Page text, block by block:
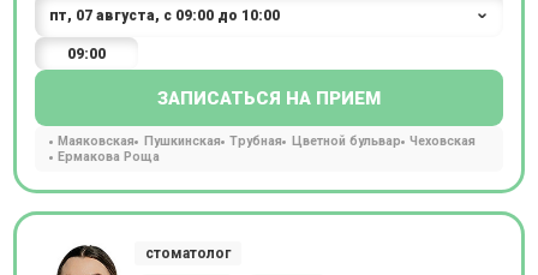
09:00
ЗАПИСАТЬСЯ НА ПРИЕМ
Маяковская Пушкинская Трубная Цветной бульвар
Чеховская
Ермакова Роща
стоматолог